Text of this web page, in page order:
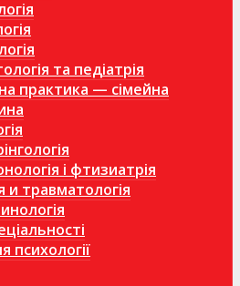
та педіатрія
практика — сімейна
і фтизиатрія
и травматологія
психології